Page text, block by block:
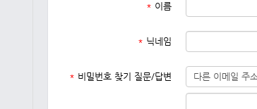
* 이름
* 닉네임
* 비밀번호 찾기 질문/답변